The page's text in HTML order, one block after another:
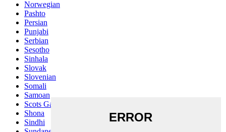
Norwegian
Pashto
Persian
Punjabi
Serbian
Sesotho
Sinhala
Slovak
Slovenian
Somali
Samoan
Scots Gaelic
Shona
Sindhi